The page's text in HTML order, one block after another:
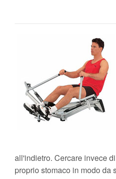
all'indietro. Cercare invece
proprio stomaco in modo da